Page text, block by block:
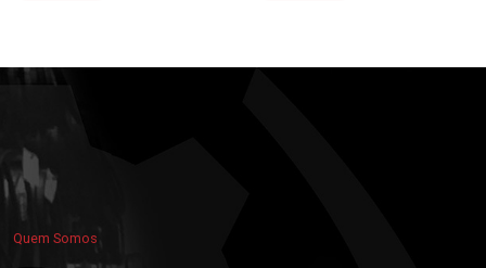
Quem Somos